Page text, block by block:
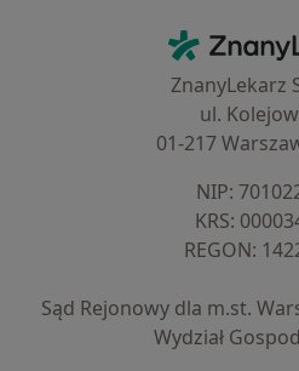
ZnanyLekarz
ul.
01-217
NIP:
KRS:
REGON:
Sąd Rejonowy dla m.st.
Wydział